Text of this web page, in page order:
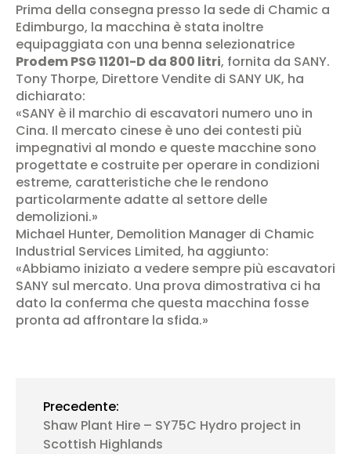
Prima della consegna presso la sede di Chamic a
Edimburgo, la macchina è stata inoltre
equipaggiata con una benna selezionatrice
Prodem PSG 11201-D da 800 litri, fornita da SANY.
Tony Thorpe, Direttore Vendite di SANY UK, ha
dichiarato:
«SANY è il marchio di escavatori numero uno in
Cina. Il mercato cinese è uno dei contesti più
impegnativi al mondo e queste macchine sono
progettate e costruite per operare in condizioni
estreme, caratteristiche che le rendono
particolarmente adatte al settore delle
demolizioni.»
Michael Hunter, Demolition Manager di Chamic
Industrial Services Limited, ha aggiunto:
«Abbiamo iniziato a vedere sempre più escavatori
SANY sul mercato. Una prova dimostrativa ci ha
dato la conferma che questa macchina fosse
pronta ad affrontare la sfida.»
Precedente:
Shaw Plant Hire – SY75C Hydro project in
Scottish Highlands